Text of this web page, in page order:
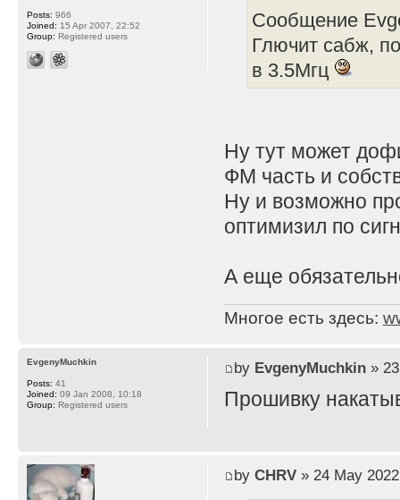
Сообщение
Глючит сабж,
в 3.5Мгц
Ну тут может
ФМ часть и
Ну и возможно
оптимизил по
А еще
Многое есть здесь:
Posts: 966
Joined: 15 Apr 2007, 22:52
Group: Registered users
by EvgenyMuchkin» 23
Прошивку
EvgenyMuchkin
Posts: 41
Joined: 09 Jan 2008, 10:18
Group: Registered users
by CHRV» 24 May